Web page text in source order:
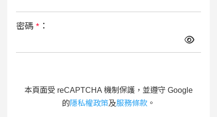
密碼 * ：
本頁面受 reCAPTCHA 機制保護，並遵守 Google
的隱私權政策及服務條款 。